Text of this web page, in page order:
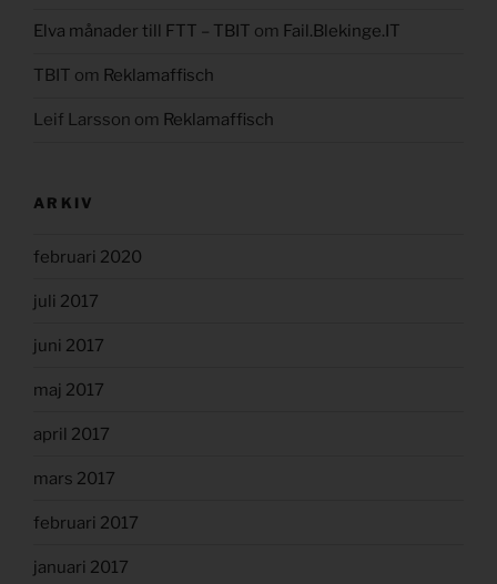
Elva månader till FTT – TBIT om Fail.Blekinge.IT
TBIT om Reklamaffisch
Leif Larsson om Reklamaffisch
ARKIV
februari 2020
juli 2017
juni 2017
maj 2017
april 2017
mars 2017
februari 2017
januari 2017